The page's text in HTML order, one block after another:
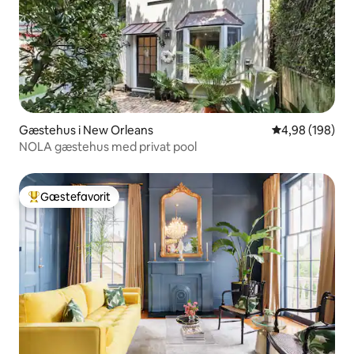
Gæstehus i New Orleans 4,98 ud af 5 i
4,98 (198)
NOLA gæstehus med privat pool
Bedste gæstefavorit
Gæstefavorit